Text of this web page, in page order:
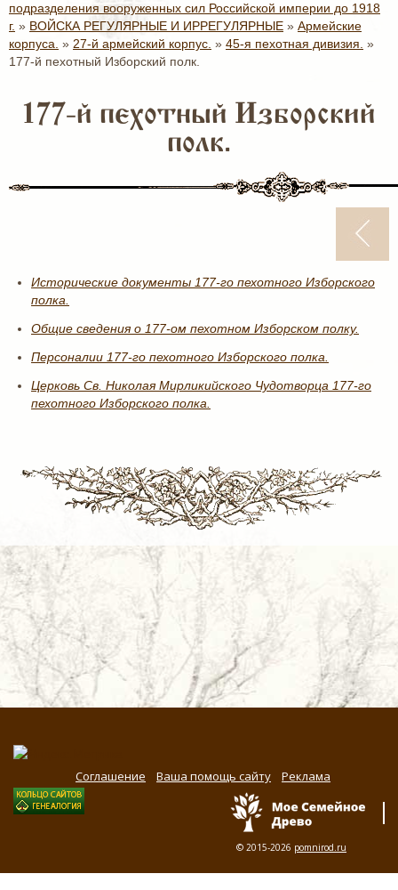
подразделения вооруженных сил Российской империи до 1918
г. » ВОЙСКА РЕГУЛЯРНЫЕ И ИРРЕГУЛЯРНЫЕ » Армейские
корпуса. » 27-й армейский корпус. » 45-я пехотная дивизия. »
177-й пехотный Изборский полк.
177-й пехотный Изборский
полк.
Исторические документы 177-го пехотного Изборского
полка.
Общие сведения о 177-ом пехотном Изборском полку.
Персоналии 177-го пехотного Изборского полка.
Церковь Св. Николая Мирликийского Чудотворца 177-го
пехотного Изборского полка.
Соглашение Ваша помощь сайту Реклама
© 2015-2026 pomnirod.ru